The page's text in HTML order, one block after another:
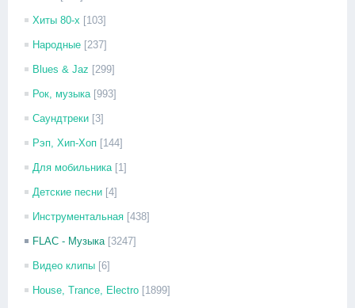
Хиты 80-х [103]
Народные [237]
Blues & Jaz [299]
Рок, музыка [993]
Саундтреки [3]
Рэп, Хип-Хоп [144]
Для мобильника [1]
Детские песни [4]
Инструментальная [438]
FLAC - Музыка [3247]
Видео клипы [6]
House, Trance, Electro [1899]